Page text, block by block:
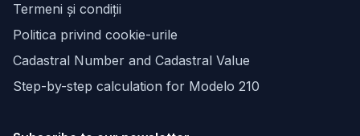
Termeni și condiții
Politica privind cookie-urile
Cadastral Number and Cadastral Value
Step-by-step calculation for Modelo 210